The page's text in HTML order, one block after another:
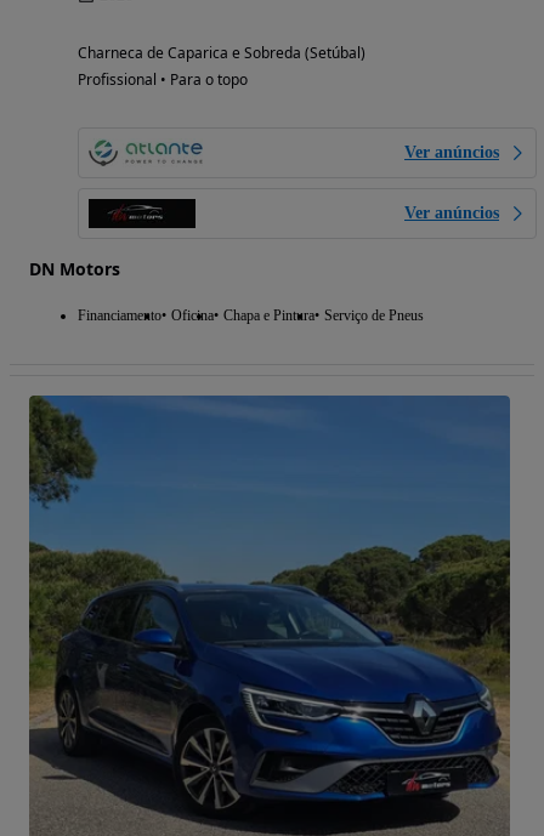
Charneca de Caparica e Sobreda (Setúbal)
Profissional • Para o topo
Ver anúncios
Ver anúncios
DN Motors
Financiamento Oficina Chapa e Pintura Serviço de Pneus